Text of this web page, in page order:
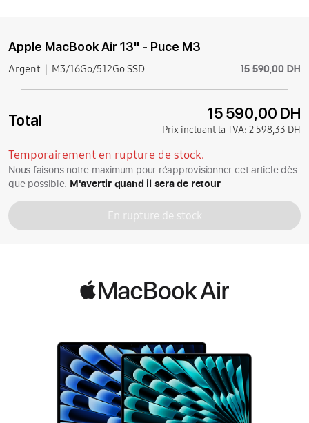
Apple MacBook Air 13" - Puce M3
Argent M3/16Go/512Go SSD 15 590,00 DH
Total 15 590,00 DH
Prix incluant la TVA: 2 598,33 DH
Temporairement en rupture de stock.
Nous faisons notre maximum pour réapprovisionner cet article dès
que possible. M'avertirquand il sera de retour
En rupture de stock